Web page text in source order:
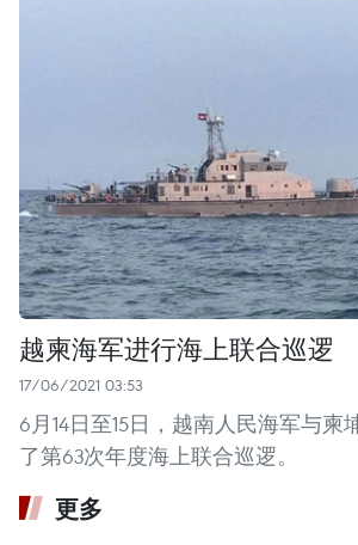
越柬海军进行海上联合巡逻
17/06/2021 03:53
6月14日至15日，越南人民海军与柬
了第63次年度海上联合巡逻。
更多